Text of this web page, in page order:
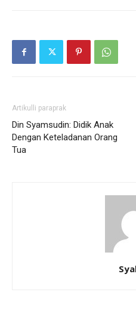
Artikulli paraprak
Din Syamsudin: Didik Anak
Dengan Keteladanan Orang
Tua